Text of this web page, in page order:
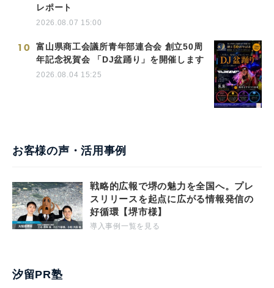
レポート
2026.08.07 15:00
10
富山県商工会議所青年部連合会 創立50周
年記念祝賀会 「DJ盆踊り」を開催します
2026.08.04 15:25
お客様の声・活用事例
戦略的広報で堺の魅力を全国へ。プレ
スリリースを起点に広がる情報発信の
好循環【堺市様】
導入事例一覧を見る
汐留PR塾